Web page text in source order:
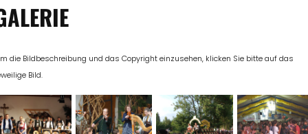
die Bildbeschreibung und das Copyright einzusehen, klicken Sie bitte auf das
Bild.